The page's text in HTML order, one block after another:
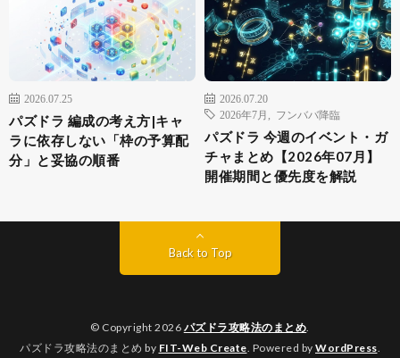
2026.07.25
パズドラ 編成の考え方|キャ
ラに依存しない「枠の予算配
分」と妥協の順番
2026.07.20
2026年7月
フンババ降臨
パズドラ 今週のイベント・ガ
チャまとめ【2026年07月】
開催期間と優先度を解説
Back to Top
© Copyright 2026 パズドラ攻略法のまとめ
パズドラ攻略法のまとめ by FIT-Web Create . Powered by WordPress